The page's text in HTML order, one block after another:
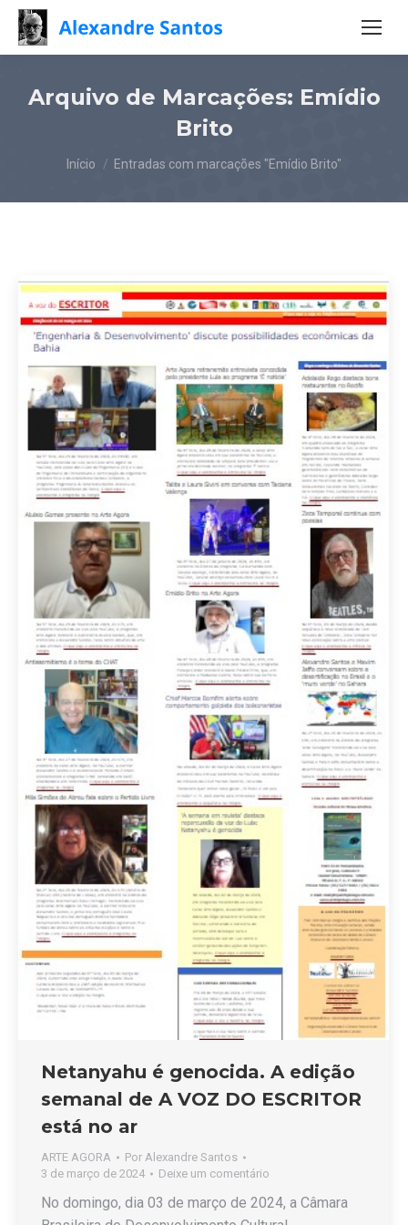
Arquivo de Marcações: Emídio
Brito
Você está aqui:
Início Entradas com marcações "Emídio Brito"
Netanyahu é genocida. A edição
semanal de A VOZ DO ESCRITOR
está no ar
ARTE AGORA Por Alexandre Santos
3 de março de 2024
Deixe um comentário
No domingo, dia 03 de março de 2024, a Câmara